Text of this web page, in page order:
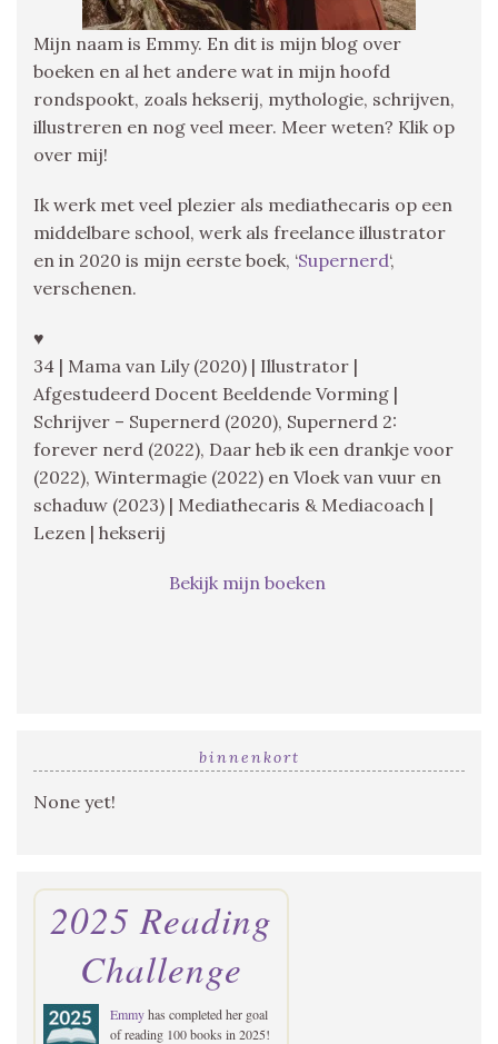
Mijn naam is Emmy. En dit is mijn blog over
boeken en al het andere wat in mijn hoofd
rondspookt, zoals hekserij, mythologie, schrijven,
illustreren en nog veel meer. Meer weten? Klik op
over mij!
Ik werk met veel plezier als mediathecaris op een
middelbare school, werk als freelance illustrator
en in 2020 is mijn eerste boek, ‘Supernerd‘,
verschenen.
♥
34 | Mama van Lily (2020) | Illustrator |
Afgestudeerd Docent Beeldende Vorming |
Schrijver – Supernerd (2020), Supernerd 2:
forever nerd (2022), Daar heb ik een drankje voor
(2022), Wintermagie (2022) en Vloek van vuur en
schaduw (2023) | Mediathecaris & Mediacoach |
Lezen | hekserij
Bekijk mijn boeken
binnenkort
None yet!
2025 Reading
Challenge
Emmyhas completed her goal
of reading 100 books in 2025!